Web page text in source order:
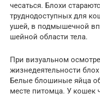
чесаться. Блохи
труднодоступных для
ушей, в подмышечной
шейной области тела.
При визуальном
жизнедеятельности
Белые блошиные яйца
месте питомца. У кошек